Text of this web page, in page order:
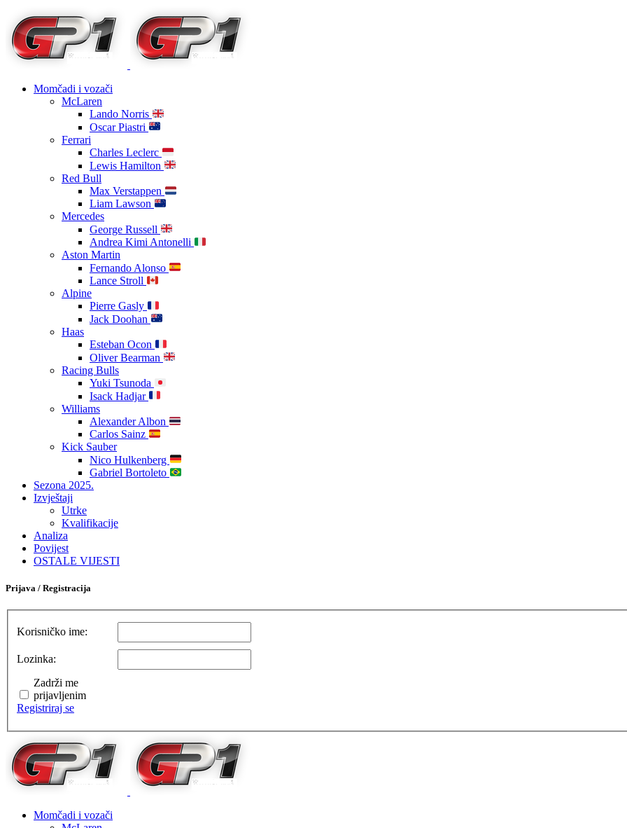
Momčadi i vozači
McLaren
Lando Norris
Oscar Piastri
Ferrari
Charles Leclerc
Lewis Hamilton
Red Bull
Max Verstappen
Liam Lawson
Mercedes
George Russell
Andrea Kimi Antonelli
Aston Martin
Fernando Alonso
Lance Stroll
Alpine
Pierre Gasly
Jack Doohan
Haas
Esteban Ocon
Oliver Bearman
Racing Bulls
Yuki Tsunoda
Isack Hadjar
Williams
Alexander Albon
Carlos Sainz
Kick Sauber
Nico Hulkenberg
Gabriel Bortoleto
Sezona 2025.
Izvještaji
Utrke
Kvalifikacije
Analiza
Povijest
OSTALE VIJESTI
Prijava / Registracija
Korisničko ime:
Lozinka:
Zadrži me
prijavljenim
Registriraj se
Momčadi i vozači